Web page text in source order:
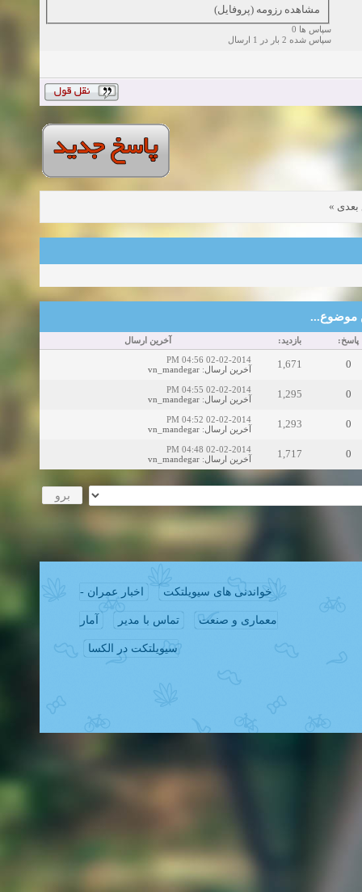
مشاهده رزومه (پروفایل)
سپاس ها 0
سپاس شده 2 بار در 1 ارسال
»
موضوع...
پاسخ: بازدید: آخرین ارسال
0
1,671
02-02-2014 04:56 PM
آخرین ارسال:
vn_mandegar
0
1,295
02-02-2014 04:55 PM
آخرین ارسال:
vn_mandegar
0
1,293
02-02-2014 04:52 PM
آخرین ارسال:
vn_mandegar
0
1,717
02-02-2014 04:48 PM
آخرین ارسال:
vn_mandegar
خواندنی های سیویلتکت اخبار عمران -
معماری و صنعت تماس با مدیر آمار
سیویلتکت در الکسا